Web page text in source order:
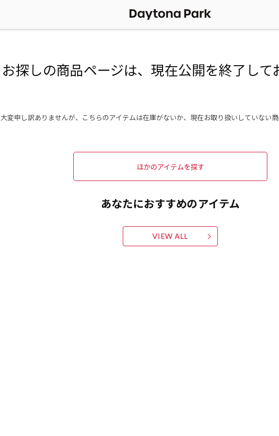
お探しの商品ページは、現在公開を終了して
大変申し訳ありませんが、こちらのアイテムは在庫がないか、現在お取り扱いしていない商
ほかのアイテムを探す
あなたにおすすめのアイテム
VIEW ALL